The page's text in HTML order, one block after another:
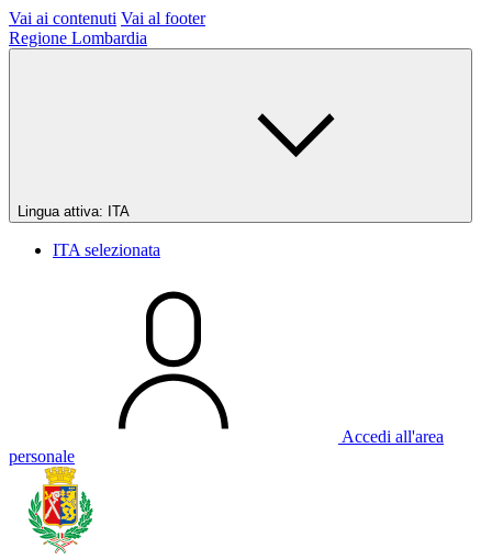
Vai ai contenuti Vai al footer
Regione Lombardia
Lingua attiva: ITA
ITA selezionata
Accedi all'area
personale